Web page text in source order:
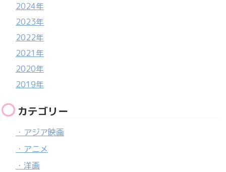
2024年
2023年
2022年
2021年
2020年
2019年
カテゴリー
・アジア映画
・アニメ
・洋画